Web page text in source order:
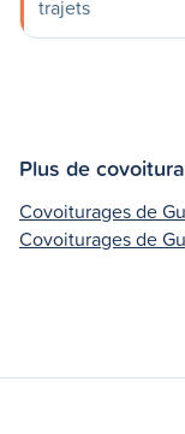
trajets
Plus de
Covoiturages de
Covoiturages de